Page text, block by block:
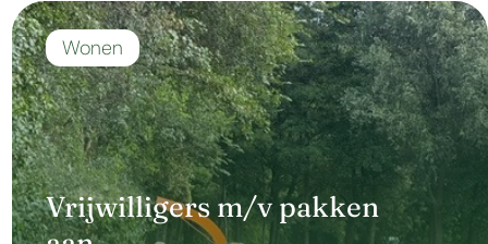
Vrijwilligers m/v pakken
Wonen